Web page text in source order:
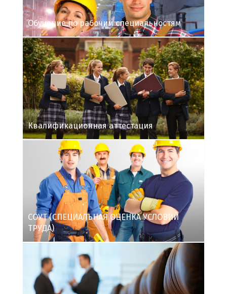
Обучение по рабочим специальностям
Квалификационная аттестация
СОУТ (СПЕЦИАЛЬНАЯ ОЦЕНКА УСЛОВИЙ
ТРУДА)